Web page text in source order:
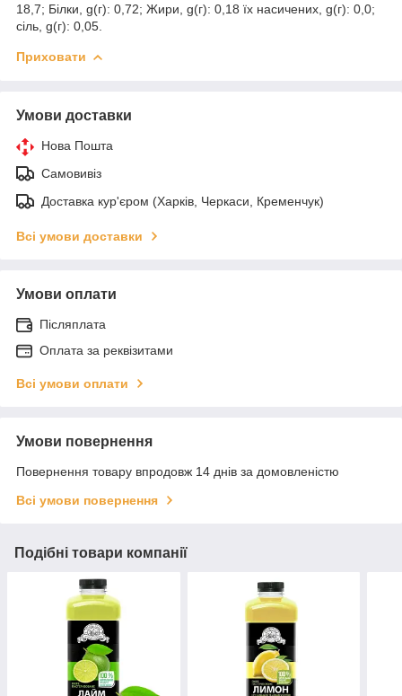
18,7; Білки, g(г): 0,72; Жири, g(г): 0,18 їх насичених, g(г): 0,0;
сіль, g(г): 0,05.
Приховати
Умови доставки
Нова Пошта
Самовивіз
Доставка кур'єром (Харків, Черкаси, Кременчук)
Всі умови доставки
Умови оплати
Післяплата
Оплата за реквізитами
Всі умови оплати
Умови повернення
Повернення товару впродовж 14 днів за домовленістю
Всі умови повернення
Подібні товари компанії